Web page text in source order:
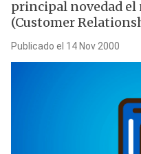
principal novedad el
(Customer
Publicado el 14 Nov 2000